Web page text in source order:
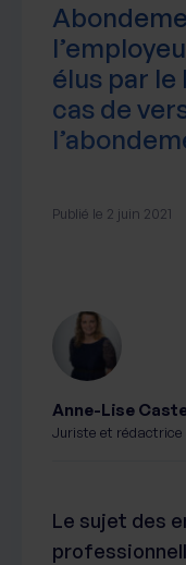
Actualités produit
Notre newsletter
Nos webinaires
Nos livres blancs
Nos
élus par le
cas de
Publié le 2 juin 2021
Le sujet des
Anne-Lise
Juriste et rédactrice